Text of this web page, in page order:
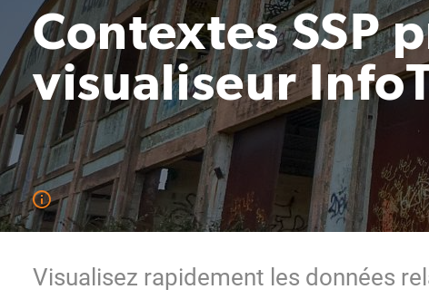
Contextes SSP
visualiseur
Visualisez rapidement les données